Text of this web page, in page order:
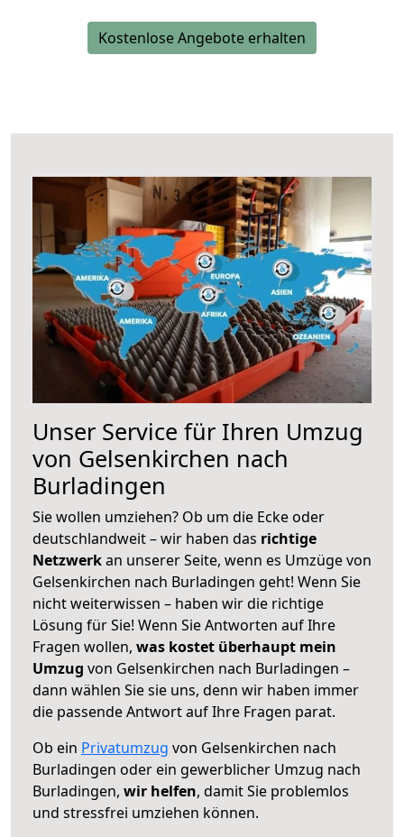
Kostenlose Angebote erhalten
Unser Service für Ihren Umzug
von Gelsenkirchen nach
Burladingen
Sie wollen umziehen? Ob um die Ecke oder
deutschlandweit – wir haben das richtige
Netzwerkan unserer Seite, wenn es Umzüge von
Gelsenkirchen nach Burladingen geht! Wenn Sie
nicht weiterwissen – haben wir die richtige
Lösung für Sie! Wenn Sie Antworten auf Ihre
Fragen wollen, was kostet überhaupt mein
Umzug von Gelsenkirchen nach Burladingen –
dann wählen Sie sie uns, denn wir haben immer
die passende Antwort auf Ihre Fragen parat.
Ob ein Privatumzug von Gelsenkirchen nach
Burladingen oder ein gewerblicher Umzug nach
Burladingen, wir helfen, damit Sie problemlos
und stressfrei umziehen können.